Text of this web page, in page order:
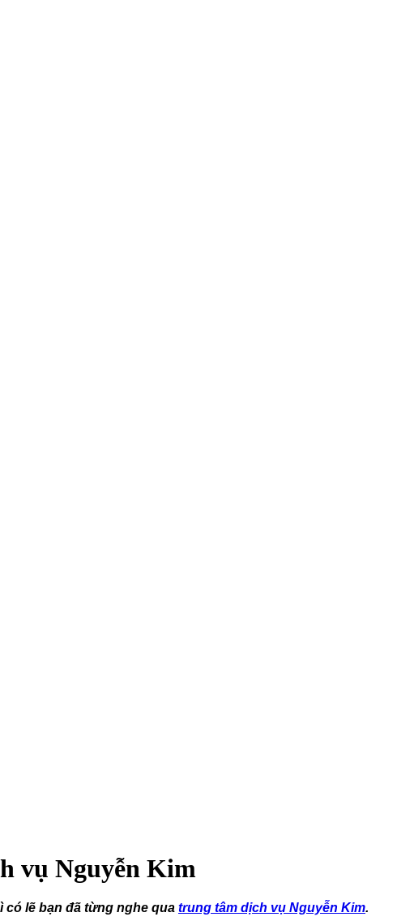
vụ Nguyễn Kim
có lẽ bạn đã từng nghe qua trung tâm dịch vụ Nguyễn Kim.